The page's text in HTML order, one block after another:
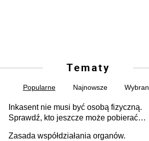
Tematy
Popularne Najnowsze
Inkasent nie musi być osobą fizyczną.
Sprawdź, kto jeszcze może pobierać
Zasada współdziałania organów.